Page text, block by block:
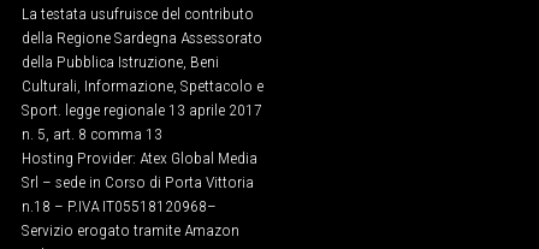
UNISCITI
AL CANALE
WHATSAPP
La testata usufruisce del contributo
della Regione Sardegna Assessorato
della Pubblica Istruzione, Beni
Culturali, Informazione, Spettacolo e
Sport. legge regionale 13 aprile 2017
n. 5, art. 8 comma 13
Hosting Provider: Atex Global Media
Srl – sede in Corso di Porta Vittoria
n.18 – P.IVA IT05518120968​–
Servizio erogato tramite Amazon